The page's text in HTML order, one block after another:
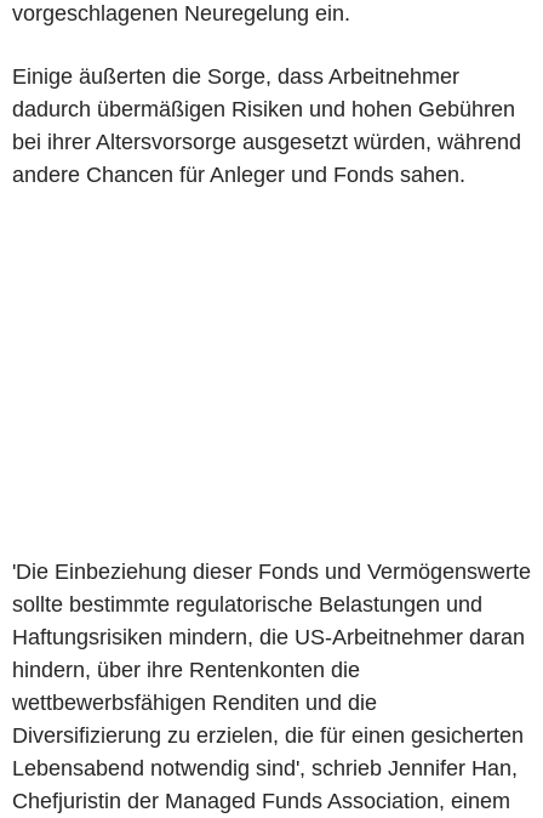
vorgeschlagenen Neuregelung ein.
Einige äußerten die Sorge, dass Arbeitnehmer
dadurch übermäßigen Risiken und hohen Gebühren
bei ihrer Altersvorsorge ausgesetzt würden, während
andere Chancen für Anleger und Fonds sahen.
'Die Einbeziehung dieser Fonds und Vermögenswerte
sollte bestimmte regulatorische Belastungen und
Haftungsrisiken mindern, die US-Arbeitnehmer daran
hindern, über ihre Rentenkonten die
wettbewerbsfähigen Renditen und die
Diversifizierung zu erzielen, die für einen gesicherten
Lebensabend notwendig sind', schrieb Jennifer Han,
Chefjuristin der Managed Funds Association, einem